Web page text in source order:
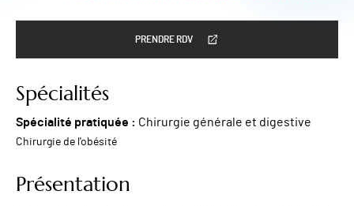
PRENDRE RDV
Spécialités
Spécialité pratiquée : Chirurgie générale et digestive
Chirurgie de l'obésité
Présentation